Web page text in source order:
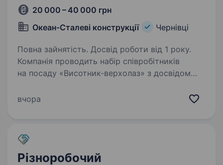
20 000 – 40 000 грн
Океан-Сталеві конструкції
Чернівці
Повна зайнятість. Досвід роботи від 1 року.
Компанія проводить набір співробітників
на посаду «Висотник-верхолаз» з досвідом
або будівництві. Вимоги: Досвід роботи
вчора
Різноробочий